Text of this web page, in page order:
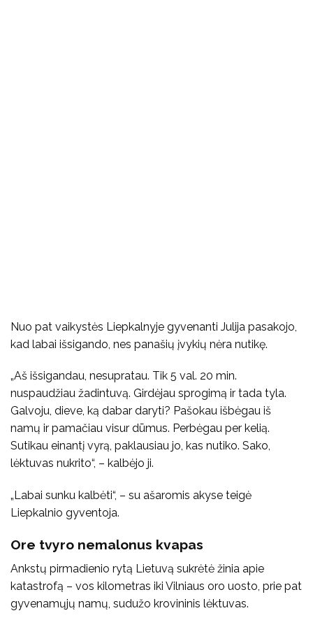
Nuo pat vaikystės Liepkalnyje gyvenanti Julija pasakojo,
kad labai išsigando, nes panašių įvykių nėra nutikę.
„Aš išsigandau, nesupratau. Tik 5 val. 20 min.
nuspaudžiau žadintuvą. Girdėjau sprogimą ir tada tyla.
Galvoju, dieve, ką dabar daryti? Pašokau išbėgau iš
namų ir pamačiau visur dūmus. Perbėgau per kelią.
Sutikau einantį vyrą, paklausiau jo, kas nutiko. Sako,
lėktuvas nukrito“, – kalbėjo ji.
„Labai sunku kalbėti“, – su ašaromis akyse teigė
Liepkalnio gyventoja.
Ore tvyro nemalonus kvapas
Ankstų pirmadienio rytą Lietuvą sukrėtė žinia apie
katastrofą – vos kilometras iki Vilniaus oro uosto, prie pat
gyvenamųjų namų, sudužo krovininis lėktuvas.